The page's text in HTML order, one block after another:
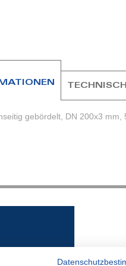
gebördelt, DN 200x3